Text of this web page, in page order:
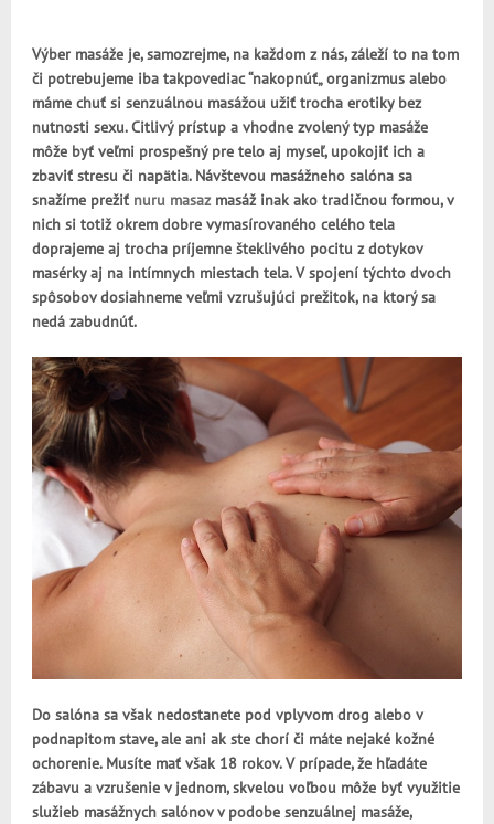
Výber masáže je, samozrejme, na každom z nás, záleží to na tom
či potrebujeme iba takpovediac “nakopnúť„ organizmus alebo
máme chuť si senzuálnou masážou užiť trocha erotiky bez
nutnosti sexu. Citlivý prístup a vhodne zvolený typ masáže
môže byť veľmi prospešný pre telo aj myseľ, upokojiť ich a
zbaviť stresu či napätia. Návštevou masážneho salóna sa
snažíme prežiť nuru masaz masáž inak ako tradičnou formou, v
nich si totiž okrem dobre vymasírovaného celého tela
doprajeme aj trocha príjemne šteklivého pocitu z dotykov
masérky aj na intímnych miestach tela. V spojení týchto dvoch
spôsobov dosiahneme veľmi vzrušujúci prežitok, na ktorý sa
nedá zabudnúť.
Do salóna sa však nedostanete pod vplyvom drog alebo v
podnapitom stave, ale ani ak ste chorí či máte nejaké kožné
ochorenie. Musíte mať však 18 rokov.V prípade, že hľadáte
zábavu a vzrušenie v jednom, skvelou voľbou môže byť využitie
služieb masážnych salónov v podobe senzuálnej masáže,